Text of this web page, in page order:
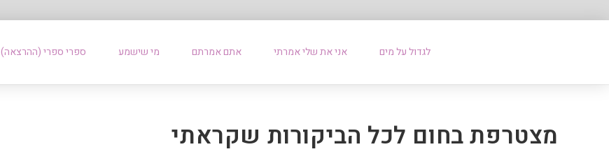
לגדול על מים אני את שלי אמרתי אתם אמרתם מי שישמע ספרי ספרי (ההרצאה)
מצטרפת בחום לכל הביקורות שקראתי